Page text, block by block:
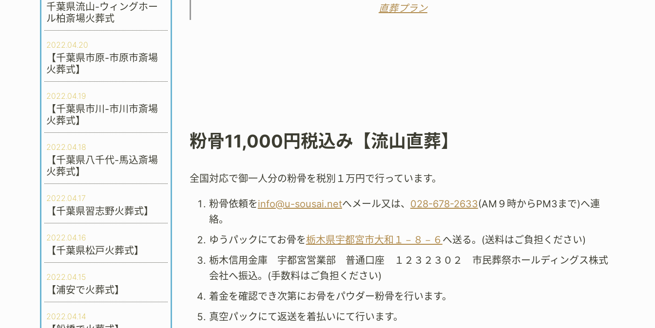
千葉県流山-ウィングホー
ル柏斎場火葬式
2022.04.20
【千葉県市原-市原市斎場
火葬式】
2022.04.19
【千葉県市川-市川市斎場
火葬式】
2022.04.18
【千葉県八千代-馬込斎場
火葬式】
2022.04.17
【千葉県習志野火葬式】
2022.04.16
【千葉県松戸火葬式】
2022.04.15
【浦安で火葬式】
2022.04.14
直葬プラン
粉骨11,000円税込み【流山直葬】
全国対応で御一人分の粉骨を税別１万円で行っています。
粉骨依頼をinfo@u-sousai.netへメール又は、 028-678-2633(AM９時からPM3まで)へ連
絡。
ゆうパックにてお骨を栃木県宇都宮市大和１－８－６ へ送る。(送料はご負担ください)
栃木信用金庫 宇都宮営業部 普通口座 １２３２３０２ 市民葬祭ホールディングス株式
会社へ振込。(手数料はご負担ください)
着金を確認でき次第にお骨をパウダー粉骨を行います。
真空パックにて返送を着払いにて行います。